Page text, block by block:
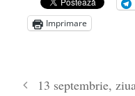
Toalete
6 februarie 2016
Imprimare
13 septembrie,